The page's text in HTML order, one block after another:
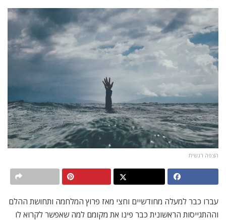
הצפה רגשית
עברו כבר למעלה מחודשיים וחצי מאז פרוץ המלחמה ותחושת ההלם
וההתגייסות הראשונית כבר פינו את מקומם למה שאפשר לקרוא לו